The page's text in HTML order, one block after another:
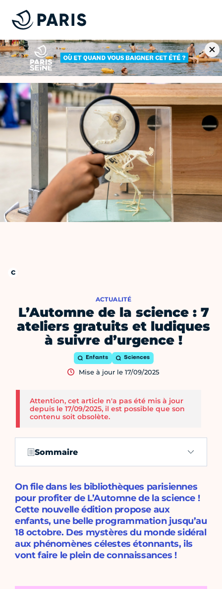
L’Automne de la science : 7
ateliers gratuits et ludiques
à suivre d’urgence !
ACTUALITÉ
Enfants Sciences
Mise à jour le 17/09/2025
Attention, cet article n'a pas été mis à jour
depuis le 17/09/2025, il est possible que son
contenu soit obsolète.
Sommaire
On file dans les bibliothèques parisiennes
pour profiter de L’Automne de la science !
Cette nouvelle édition propose aux
enfants, une belle programmation jusqu’au
18 octobre. Des mystères du monde sidéral
aux phénomènes célestes étonnants, ils
vont faire le plein de connaissances !